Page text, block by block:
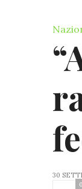
30
0